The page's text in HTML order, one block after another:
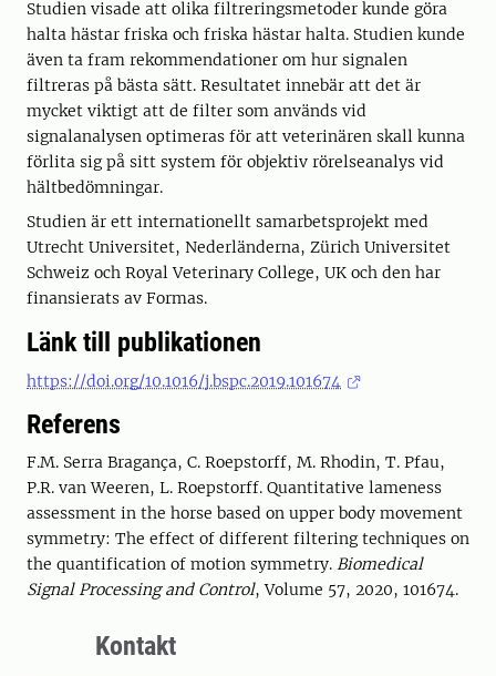
Studien visade att olika filtreringsmetoder kunde göra
halta hästar friska och friska hästar halta. Studien kunde
även ta fram rekommendationer om hur signalen
filtreras på bästa sätt. Resultatet innebär att det är
mycket viktigt att de filter som används vid
signalanalysen optimeras för att veterinären skall kunna
förlita sig på sitt system för objektiv rörelseanalys vid
hältbedömningar.
Studien är ett internationellt samarbetsprojekt med
Utrecht Universitet, Nederländerna, Zürich Universitet
Schweiz och Royal Veterinary College, UK och den har
finansierats av Formas.
Länk till publikationen
https://doi.org/10.1016/j.bspc.2019.101674
Referens
F.M. Serra Bragança, C. Roepstorff, M. Rhodin, T. Pfau,
P.R. van Weeren, L. Roepstorff. Quantitative lameness
assessment in the horse based on upper body movement
symmetry: The effect of different filtering techniques on
the quantification of motion symmetry. Biomedical
Signal Processing and Control, Volume 57, 2020, 101674.
Kontakt